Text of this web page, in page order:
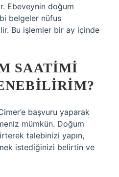
Ebeveynin doğum
belgeler nüfus
Bu işlemler bir ay içinde
SAATIMI
başvuru yaparak
mümkün. Doğum
talebinizi yapın,
istediğinizi belirtin ve